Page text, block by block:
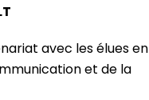
avec les élues en
et de la